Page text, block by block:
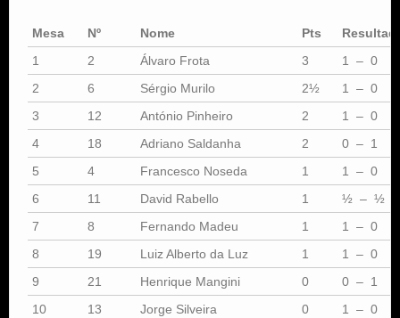
Mesa Nº Nome Pts
1
2 Álvaro Frota 3
1 – 0
2
6 Sérgio Murilo 2½
1 – 0
3
12 António Pinheiro 2
1 – 0
4
18 Adriano Saldanha 2
0 – 1
5
4 Francesco Noseda 1
1 – 0
6
11 David Rabello 1
½ – ½
7
8 Fernando Madeu 1
1 – 0
8
19 Luiz Alberto da Luz 1
1 – 0
9
21 Henrique Mangini 0
0 – 1
10
13 Jorge Silveira 0 1 – 0